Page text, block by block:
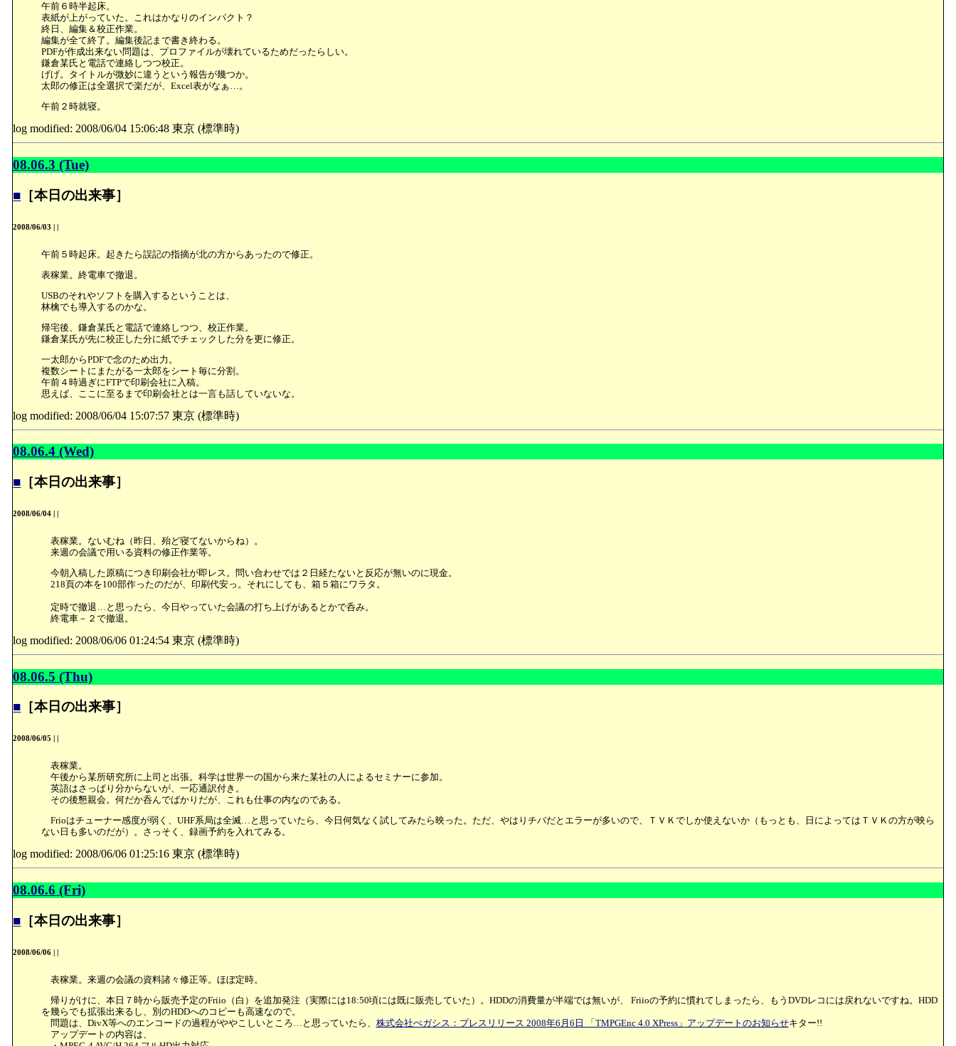
午前６時半起床。
表紙が上がっていた。これはかなりのインパクト？
終日、編集＆校正作業。
編集が全て終了。編集後記まで書き終わる。
PDFが作成出来ない問題は、プロファイルが壊れているためだったらしい。
鎌倉某氏と電話で連絡しつつ校正。
げげ。タイトルが微妙に違うという報告が幾つか。
太郎の修正は全選択で楽だが、Excel表がなぁ…。
午前２時就寝。
log modified: 2008/06/04 15:06:48 東京 (標準時)
08.06.3 (Tue)
■ ［本日の出来事］
2008/06/03 ||
午前５時起床。起きたら誤記の指摘が北の方からあったので修正。
表稼業。終電車で撤退。
USBのそれやソフトを購入するということは、
林檎でも導入するのかな。
帰宅後、鎌倉某氏と電話で連絡しつつ、校正作業。
鎌倉某氏が先に校正した分に紙でチェックした分を更に修正。
一太郎からPDFで念のため出力。
複数シートにまたがる一太郎をシート毎に分割。
午前４時過ぎにFTPで印刷会社に入稿。
思えば、ここに至るまで印刷会社とは一言も話していないな。
log modified: 2008/06/04 15:07:57 東京 (標準時)
08.06.4 (Wed)
■ ［本日の出来事］
2008/06/04 ||
表稼業。ないむね（昨日、殆ど寝てないからね）。
来週の会議で用いる資料の修正作業等。
今朝入稿した原稿につき印刷会社が即レス。問い合わせでは２日経たないと反応が無いのに現金。
218頁の本を100部作ったのだが、印刷代安っ。それにしても、箱５箱にワラタ。
定時で撤退…と思ったら、今日やっていた会議の打ち上げがあるとかで呑み。
終電車－２で撤退。
log modified: 2008/06/06 01:24:54 東京 (標準時)
08.06.5 (Thu)
■ ［本日の出来事］
2008/06/05
表稼業。
午後から某所研究所に上司と出張。科学は世界一の国から来た某社の人によるセミナーに参加。
英語はさっぱり分からないが、一応通訳付き。
その後懇親会。何だか呑んでばかりだが、これも仕事の内なのである。
Frioはチューナー感度が弱く、UHF系局は全滅…と思っていたら、今日何気なく試してみたら映った。ただ、やはりチバだとエラーが多いので、ＴＶＫでしか使えないか（もっとも、日によってはＴＶＫの方が映ら
ない日も多いのだが）。さっそく、録画予約を入れてみる。
log modified: 2008/06/06 01:25:16 東京 (標準時)
08.06.6 (Fri)
■ ［本日の出来事］
2008/06/06 ||
表稼業。来週の会議の資料諸々修正等。ほぼ定時。
帰りがけに、本日７時から販売予定のFriio（白）を追加発注（実際には18:50頃には既に販売していた）。HDDの消費量が半端では無いが、 Friioの予約に慣れてしまったら、もうDVDレコには戻れないですね。HDD
を幾らでも拡張出来るし、別のHDDへのコピーも高速なので。
問題は、DivX等へのエンコードの過程がややこしいところ…と思っていたら、 株式会社ぺガシス：プレスリリース 2008年6月6日 「TMPGEnc 4.0 XPress」アップデートのお知らせキター!!
アップデートの内容は、